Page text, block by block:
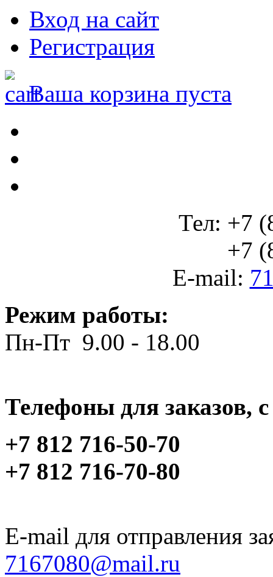
Вход на сайт
Регистрация
Ваша корзина пуста
Тел: +7
+7
E-mail:
Режим работы:
Пн-Пт 9.00 - 18.00
Телефоны для заказов,
+7 812 716-50-70
+7 812 716-70-80
E-mail для отправления
7167080@mail.ru